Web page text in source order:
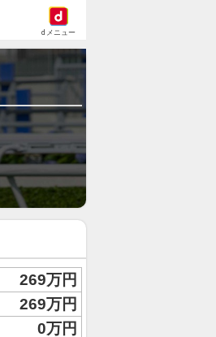
dメニュー
269万円
269万円
0万円